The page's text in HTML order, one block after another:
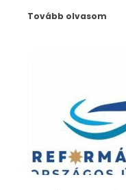
Tovább olvasom